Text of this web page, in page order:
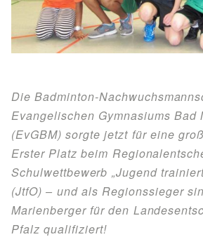
BIBLIOTHEK
Bibliothek Bibliothekskatalog
MENSA & BISTRO
Mensa & Bistro Speiseplan
Food Scouts
FAQs
SPORT
Sport als Leistungsfach Exkursionen
Die Badminton-
Evangelischen Gymnasiums Bad
(EvGBM) sorgte jetzt für eine
Erster Platz beim
Schulwettbewerb „Jugend
(JtfO) – und als Regionssieger
Marienberger für den
Pfalz qualifiziert!